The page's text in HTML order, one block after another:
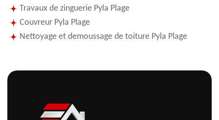
Travaux de zinguerie Pyla Plage
Couvreur Pyla Plage
Nettoyage et demoussage de toiture Pyla Plage